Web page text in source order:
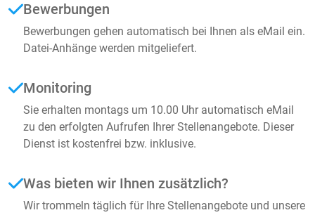
Bewerbungen
Bewerbungen gehen automatisch bei Ihnen als eMail ein.
Datei-Anhänge werden mitgeliefert.
Monitoring
Sie erhalten montags um 10.00 Uhr automatisch eMail
zu den erfolgten Aufrufen Ihrer Stellenangebote. Dieser
Dienst ist kostenfrei bzw. inklusive.
Was bieten wir Ihnen zusätzlich?
Wir trommeln täglich für Ihre Stellenangebote und unsere